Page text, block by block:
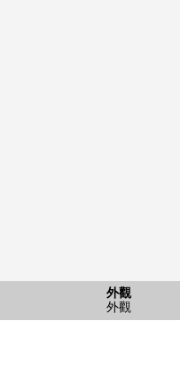
外觀
外觀
室內
室內
廚房
室內
門口
室內
室內
室內
室內
公共汽車
公共汽車
廁所
廁所
室內
室內
室內
室內
室內
室內
陽台
陽台
外觀
外觀
含有前面道路的外觀
含有前面道路的外觀
外觀
外觀
偕行會城西病院(約
在全家便利店城西醫院的前面的商
名古屋牛田份郵局(約
名古屋市立柳小學(約
豐國中學(約610m)